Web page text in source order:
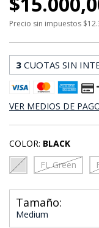
Precio sin impuestos
3 CUOTAS SIN
VER MEDIOS DE
COLOR: BLACK
FL Green
Tamaño:
Medium